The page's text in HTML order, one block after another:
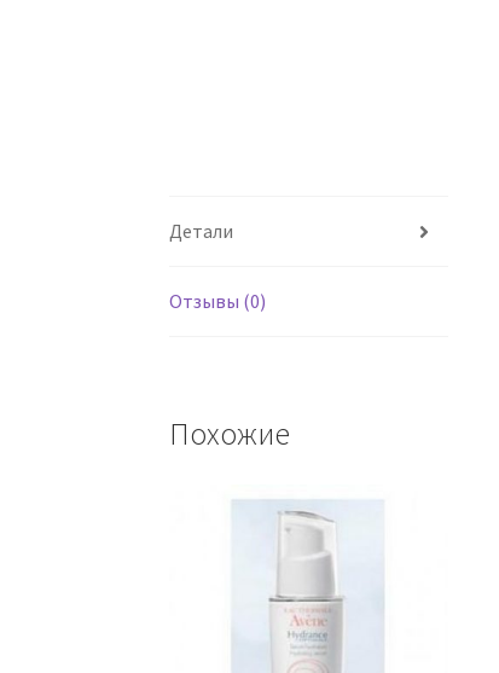
Детали
Отзывы (0)
Похожие